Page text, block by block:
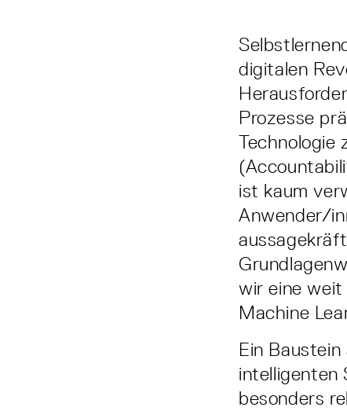
digitalen
Prozesse
Technologie
ist kaum
Anwender/
wir eine
Machine
Ein
intelligenten
besonders